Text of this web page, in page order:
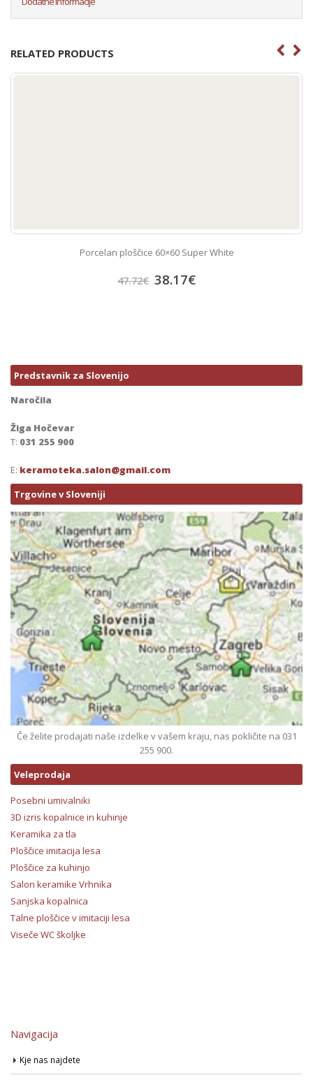
RELATED PRODUCTS
Porcelan ploščice 60×60 Super White
47.72€ 38.17€
Predstavnik za Slovenijo
Naročila
Žiga Hočevar
T: 031 255 900
E: keramoteka.salon@gmail.com
Trgovine v Sloveniji
Če želite prodajati naše izdelke v vašem kraju, nas pokličite na 031
255 900.
Veleprodaja
Posebni umivalniki
3D izris kopalnice in kuhinje
Keramika za tla
Ploščice imitacija lesa
Ploščice za kuhinjo
Salon keramike Vrhnika
Sanjska kopalnica
Talne ploščice v imitaciji lesa
Viseče WC školjke
Navigacija
Kje nas najdete